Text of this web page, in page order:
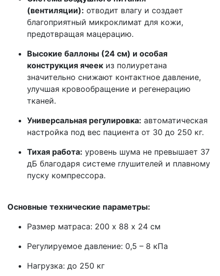
(вентиляции): отводит влагу и создает
благоприятный микроклимат для кожи,
предотвращая мацерацию.
Высокие баллоны (24 см) и особая
конструкция ячеек из полиуретана
значительно снижают контактное давление,
улучшая кровообращение и регенерацию
тканей.
Универсальная регулировка: автоматическая
настройка под вес пациента от 30 до 250 кг.
Тихая работа: уровень шума не превышает 37
дБ благодаря системе глушителей и плавному
пуску компрессора.
Основные технические параметры:
Размер матраса: 200 х 88 х 24 см
Регулируемое давление: 0,5 – 8 кПа
Нагрузка: до 250 кг